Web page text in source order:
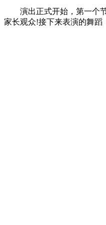
演出正式开始，第一个节
家长观众!接下来表演的舞蹈